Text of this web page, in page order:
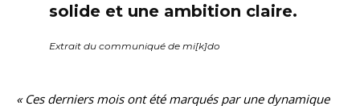
solide et une ambition claire.
Extrait du communiqué de mi[k]do
« Ces derniers mois ont été marqués par une dynamique